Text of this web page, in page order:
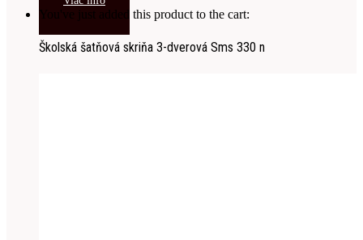
You've just added this product to the cart:
Školská šatňová skriňa 3-dverová Sms 330 n